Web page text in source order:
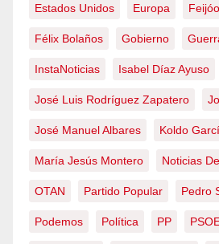
Estados Unidos Europa Feijóo
Félix Bolaños Gobierno
InstaNoticias Isabel Díaz Ayuso
José Luis Rodríguez Zapatero
José Manuel Albares Koldo
María Jesús Montero Noticias
OTAN Partido Popular Pedro
Podemos Política PP